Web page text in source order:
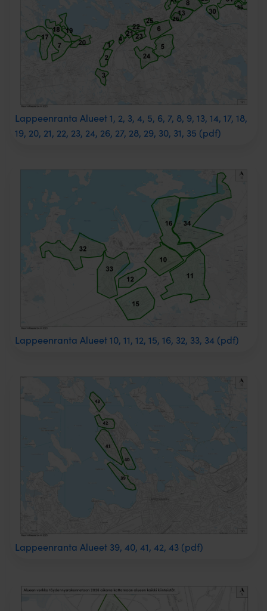
Lappeenranta Alueet 1, 2, 3, 4, 5, 6, 7, 8, 9, 13, 14, 17, 18,
19, 20, 21, 22, 23, 24, 26, 27, 28, 29, 30, 31, 35 (pdf)
Lappeenranta Alueet 10, 11, 12, 15, 16, 32, 33, 34 (pdf)
Lappeenranta Alueet 39, 40, 41, 42, 43 (pdf)